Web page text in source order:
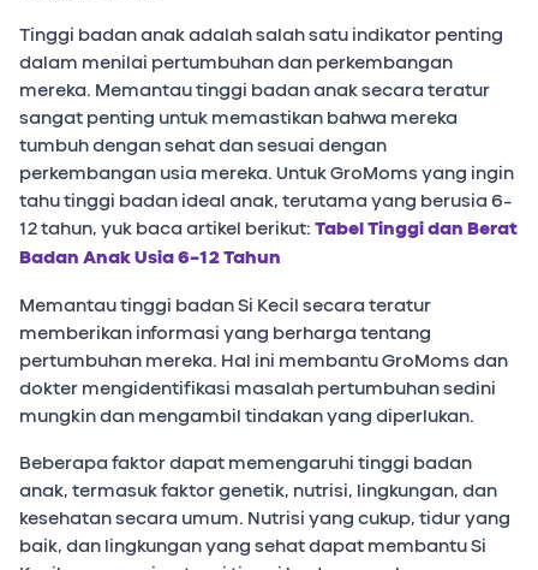
Tinggi badan anak adalah salah satu indikator penting
dalam menilai pertumbuhan dan perkembangan
mereka. Memantau tinggi badan anak secara teratur
sangat penting untuk memastikan bahwa mereka
tumbuh dengan sehat dan sesuai dengan
perkembangan usia mereka. Untuk GroMoms yang ingin
tahu tinggi badan ideal anak, terutama yang berusia 6-
12 tahun, yuk baca artikel berikut: Tabel Tinggi dan Berat
Badan Anak Usia 6-12 Tahun
Memantau tinggi badan Si Kecil secara teratur
memberikan informasi yang berharga tentang
pertumbuhan mereka. Hal ini membantu GroMoms dan
dokter mengidentifikasi masalah pertumbuhan sedini
mungkin dan mengambil tindakan yang diperlukan.
Beberapa faktor dapat memengaruhi tinggi badan
anak, termasuk faktor genetik, nutrisi, lingkungan, dan
kesehatan secara umum. Nutrisi yang cukup, tidur yang
baik, dan lingkungan yang sehat dapat membantu Si